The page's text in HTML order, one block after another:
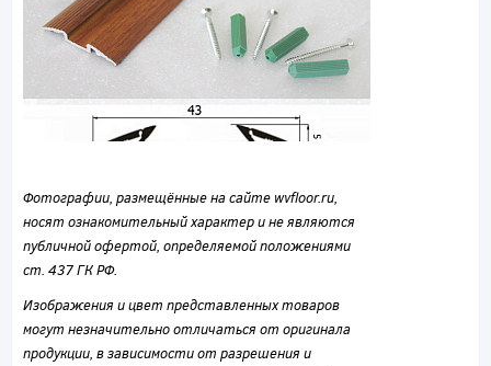
Фотографии, размещённые на сайте wvfloor.ru,
носят ознакомительный характер и не являются
публичной офертой, определяемой положениями
ст. 437 ГК РФ.
Изображения и цвет представленных товаров
могут незначительно отличаться от оригинала
продукции, в зависимости от разрешения и